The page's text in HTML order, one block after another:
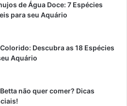
de Água Doce: 7 Espécies
para seu Aquário
Descubra as 18 Espécies
Aquário
não quer comer? Dicas